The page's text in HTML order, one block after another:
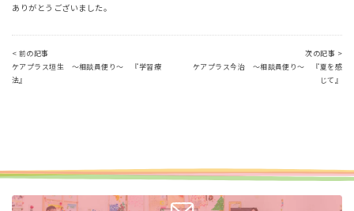
ありがとうございました。
< 前の記事
ケアプラス垣生 ～相談員便り～ 『学習療
法』
次の記事 >
ケアプラス今治 ～相談員便り～ 『夏を感
じて』